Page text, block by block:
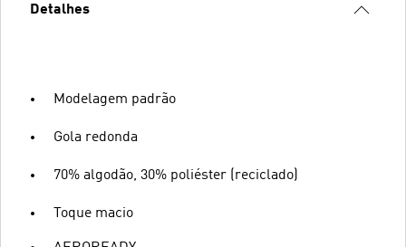
Detalhes
Modelagem padrão
Gola redonda
70% algodão, 30% poliéster (reciclado)
Toque macio